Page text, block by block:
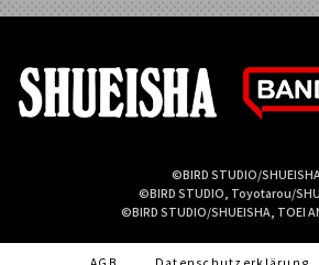
©BIRD STUDIO/SHUEISHA
©BIRD STUDIO, Toyotarou/
©BIRD STUDIO/SHUEISHA, TOEI